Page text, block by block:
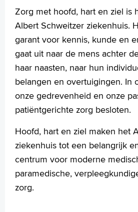
Zorg met hoofd, hart en ziel is
Albert Schweitzer ziekenhuis.
garant voor kennis, kunde en
gaat uit naar de mens achter
haar naasten, naar hun
belangen en overtuigingen. In
onze gedrevenheid en onze
patiëntgerichte zorg besloten.
Hoofd, hart en ziel maken het
ziekenhuis tot een belangrijk
centrum voor moderne
paramedische,
zorg.